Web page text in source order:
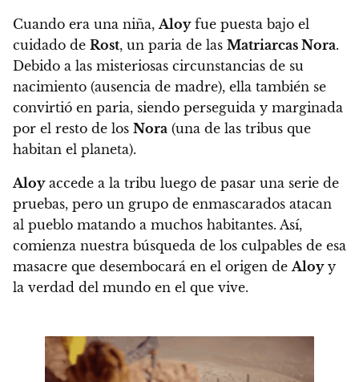
Cuando era una niña,Aloyfue puesta bajo el
cuidado de Rost, un paria de las Matriarcas Nora.
Debido a las misteriosas circunstancias de su
nacimiento (ausencia de madre), ella también se
convirtió en paria, siendo perseguida y marginada
por el resto de los Nora (una de las tribus que
habitan el planeta).
Aloyaccede a la tribu luego de pasar una serie de
pruebas, pero un grupo de enmascarados atacan
al pueblo matando a muchos habitantes. Así,
comienza nuestra búsqueda de los culpables de esa
masacre que desembocará en el origen deAloyy
la verdad del mundo en el que vive.